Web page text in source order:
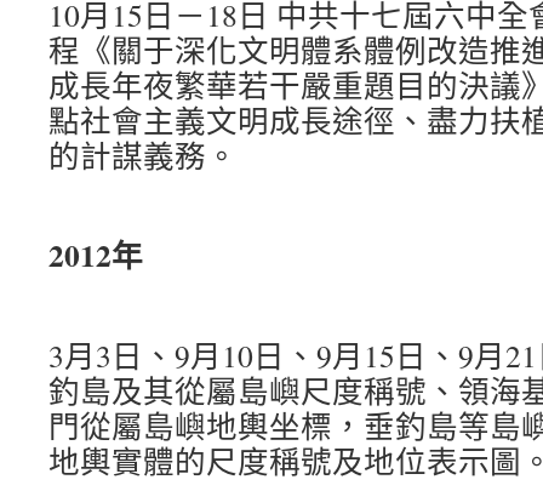
10月15日－18日 中共十七屆六中
程《關于深化文明體系體例改造推
成長年夜繁華若干嚴重題目的決議
點社會主義文明成長途徑、盡力扶
的計謀義務。
2012年
3月3日、9月10日、9月15日、9月
釣島及其從屬島嶼尺度稱號、領海
門從屬島嶼地輿坐標，垂釣島等島
地輿實體的尺度稱號及地位表示圖